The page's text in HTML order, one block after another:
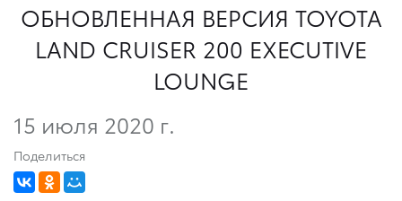
ОБНОВЛЕННАЯ ВЕРСИЯ TOYOTA
LAND CRUISER 200 EXECUTIVE
LOUNGE
15 июля 2020 г.
Поделиться